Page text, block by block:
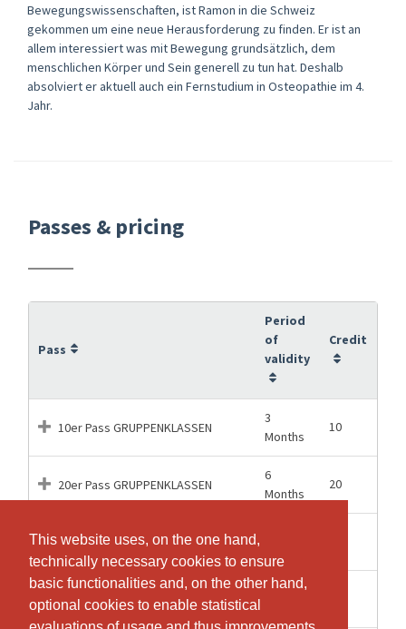
This website uses, on the one hand,
technically necessary cookies to ensure
basic functionalities and, on the other hand,
optional cookies to enable statistical
This website uses, on the one hand,
technically necessary cookies to ensure
basic functionalities and, on the other hand,
optional cookies to enable statistical
Bewegungswissenschaften, ist Ramon in die Schweiz
gekommen um eine neue Herausforderung zu finden. Er ist an
allem interessiert was mit Bewegung grundsätzlich, dem
menschlichen Körper und Sein generell zu tun hat. Deshalb
absolviert er aktuell auch ein Fernstudium in Osteopathie im 4.
Jahr.
Passes & pricing
Pass
Period
of
validity
Credit
10er Pass GRUPPENKLASSEN
3
Months
10
20er Pass GRUPPENKLASSEN
6
Months
20
50er Pass GRUPPENKLASSEN
Drop-In GRUPPENKLASSEN
2